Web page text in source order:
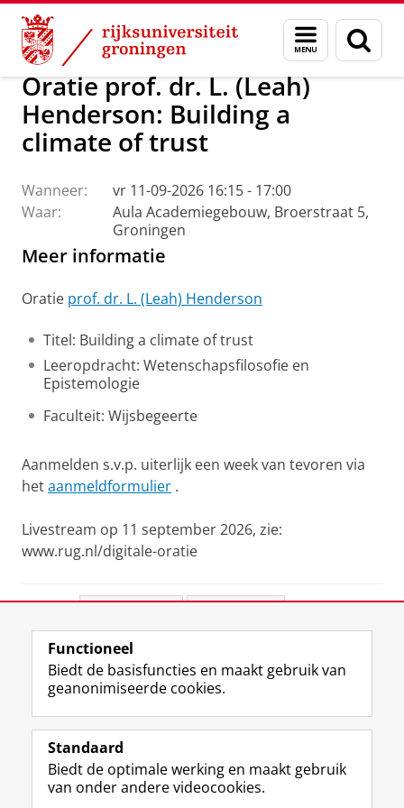
Skip
Content
Skip
Navigation
Menu
en
zoeken
Over ons Actueel Evenementen Oraties
Oratie prof. dr. L. (Leah)
Henderson: Building a
climate of trust
Wanneer:
vr 11-09-2026 16:15 - 17:00
Waar:
Aula Academiegebouw, Broerstraat 5,
Groningen
Meer informatie
Oratie prof. dr. L. (Leah) Henderson
Titel: Building a climate of trust
Leeropdracht: Wetenschapsfilosofie en
Epistemologie
Faculteit: Wijsbegeerte
Aanmelden s.v.p. uiterlijk een week van tevoren via
hetaanmeldformulier .
Livestream op 11 september 2026, zie:
www.rug.nl/digitale-oratie
View this page in:English
Volg de RUG
F
a
e
b
L
i
k
e
R
S
-
f
I
n
t
Y
o
T
Studiekiezers
Functioneel
Biedt de basisfuncties en maakt gebruik van
geanonimiseerde cookies.
Standaard
Biedt de optimale werking en maakt gebruik
van onder andere videocookies.